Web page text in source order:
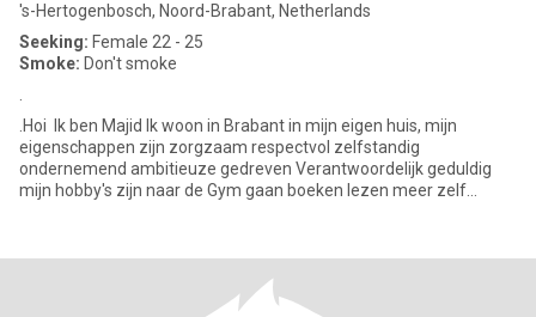
's-Hertogenbosch, Noord-Brabant, Netherlands
Seeking: Female 22 - 25
Smoke: Don't smoke
.Hoi Ik ben Majid Ik woon in Brabant in mijn eigen huis, mijn
eigenschappen zijn zorgzaam respectvol zelfstandig
ondernemend ambitieuze gedreven Verantwoordelijk geduldig
mijn hobby's zijn naar de Gym gaan boeken lezen meer zelf